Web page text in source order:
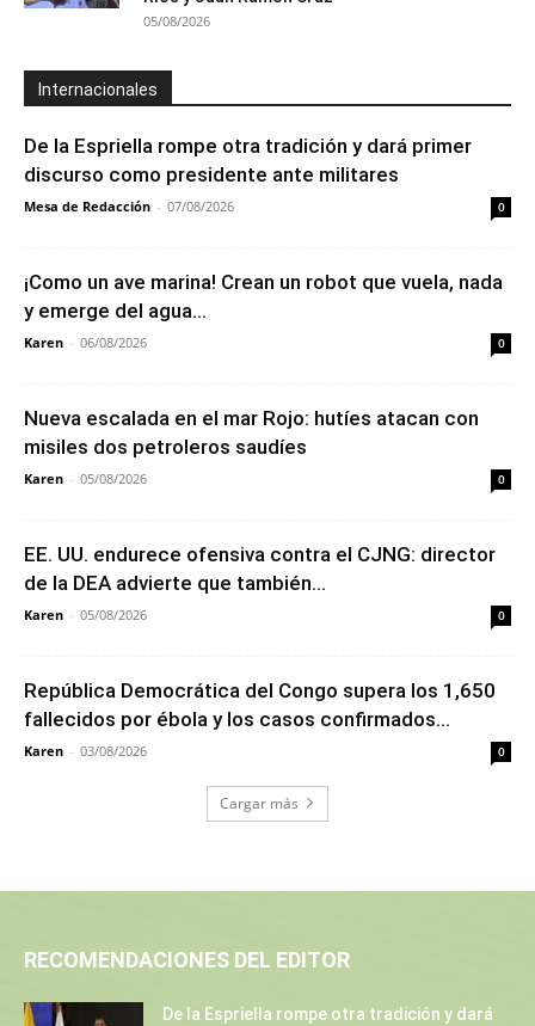
05/08/2026
Internacionales
De la Espriella rompe otra tradición y dará primer
discurso como presidente ante militares
Mesa de Redacción - 07/08/2026 0
¡Como un ave marina! Crean un robot que vuela, nada
y emerge del agua...
Karen - 06/08/2026 0
Nueva escalada en el mar Rojo: hutíes atacan con
misiles dos petroleros saudíes
Karen - 05/08/2026 0
EE. UU. endurece ofensiva contra el CJNG: director
de la DEA advierte que también...
Karen - 05/08/2026 0
República Democrática del Congo supera los 1,650
fallecidos por ébola y los casos confirmados...
Karen - 03/08/2026 0
Cargar más
RECOMENDACIONES DEL EDITOR
De la Espriella rompe otra tradición y dará